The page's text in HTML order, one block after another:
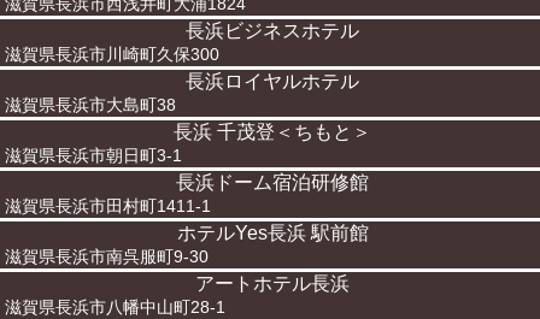
滋賀県長浜市西浅井町大浦1824
長浜ビジネスホテル
滋賀県長浜市川崎町久保300
長浜ロイヤルホテル
滋賀県長浜市大島町38
長浜 千茂登＜ちもと＞
滋賀県長浜市朝日町3-1
長浜ドーム宿泊研修館
滋賀県長浜市田村町1411-1
ホテルYes長浜 駅前館
滋賀県長浜市南呉服町9-30
アートホテル長浜
滋賀県長浜市八幡中山町28-1